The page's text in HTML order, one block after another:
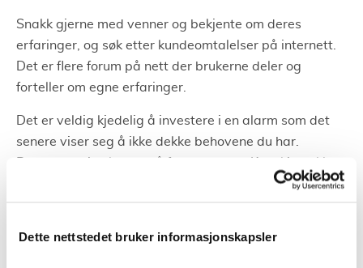
Dette nettstedet bruker informasjonskapsler
Snakk gjerne med venner og bekjente om deres
erfaringer, og søk etter kundeomtalelser på internett.
Det er flere forum på nett der brukerne deler og
forteller om egne erfaringer.
Det er veldig kjedelig å investere i en alarm som det
senere viser seg å ikke dekke behovene du har.
det opp situasjoner som du ikke har tenkt på før?